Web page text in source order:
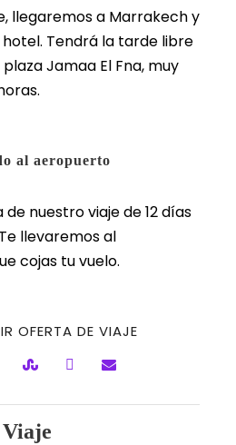
llegaremos a Marrakech y
Tendrá la tarde libre
Jamaa El Fna, muy
al aeropuerto
nuestro viaje de 12 días
llevaremos al
cojas tu vuelo.
OFERTA DE VIAJE